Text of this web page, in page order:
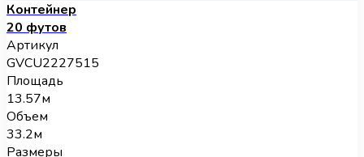
Контейнер
20 футов
Артикул
GVCU2227515
Площадь
13.57м
Объем
33.2м
Размеры